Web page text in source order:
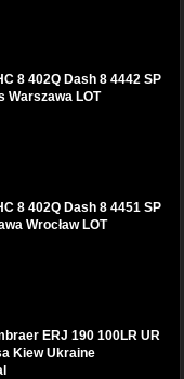
8 402Q Dash 8 4442 SP
Warszawa LOT
8 402Q Dash 8 4451 SP
Wrocław LOT
ERJ 190 100LR UR
Kiew Ukraine